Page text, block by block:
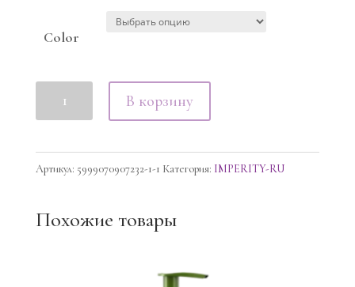
Color
товара
цвет
В корзину
Артикул: 5999070907232-1-1 Категория: IMPERITY-RU
Похожие товары